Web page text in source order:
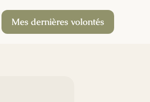
Mes dernières volontés